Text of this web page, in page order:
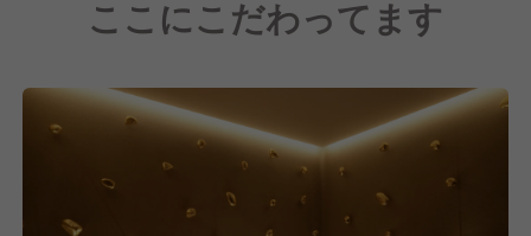
また、私たちはスタッフ同士が意見やアイデアを共有
しやすい環境作りを心がけています。
職場です！
ここにこだわってます